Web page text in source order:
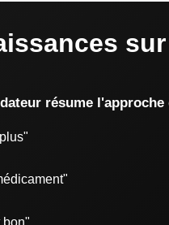
résume
bon"